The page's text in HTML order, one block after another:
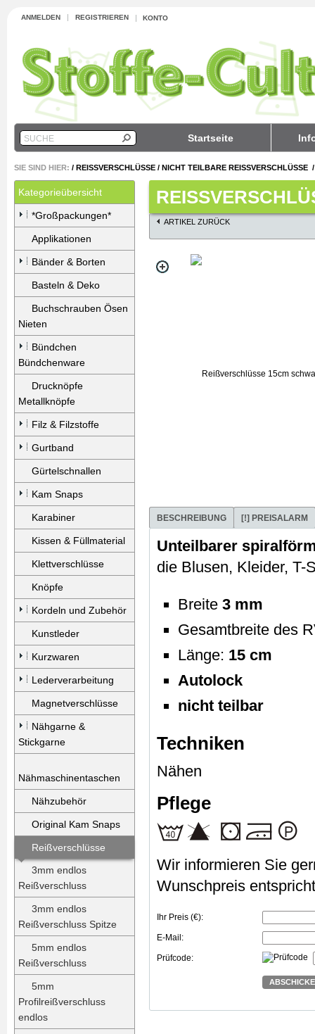
ANMELDEN REGISTRIEREN KONTO
Startseite
SUCHE
SIE SIND HIER: / REISSVERSCHLÜSSE / NICHT TEILBARE REISSVERSCHLÜSSE
Kategorieübersicht
*Großpackungen*
Applikationen
Bänder & Borten
Basteln & Deko
Buchschrauben Ösen
Nieten
Bündchen
Bündchenware
Drucknöpfe
Metallknöpfe
Filz & Filzstoffe
Gurtband
Gürtelschnallen
Kam Snaps
Karabiner
Kissen & Füllmaterial
Klettverschlüsse
Knöpfe
Kordeln und Zubehör
Kunstleder
Kurzwaren
Lederverarbeitung
Magnetverschlüsse
Nähgarne &
Stickgarne
Nähmaschinentaschen
Nähzubehör
Original Kam Snaps
Reißverschlüsse
3mm endlos
Reißverschluss
3mm endlos
Reißverschluss Spitze
5mm endlos
Reißverschluss
5mm
Profilreißverschluss
endlos
ARTIKEL ZURÜCK
BESCHREIBUNG [!] PREISALARM
Unteilbarer
die Blusen, Kleider, T-
Breite 3 mm
Gesamtbreite des
Länge: 15 cm
Autolock
nicht teilbar
Techniken
Nähen
Pflege
Wir informieren Sie
Wunschpreis
Ihr Preis (€):
E-Mail:
Prüfcode: